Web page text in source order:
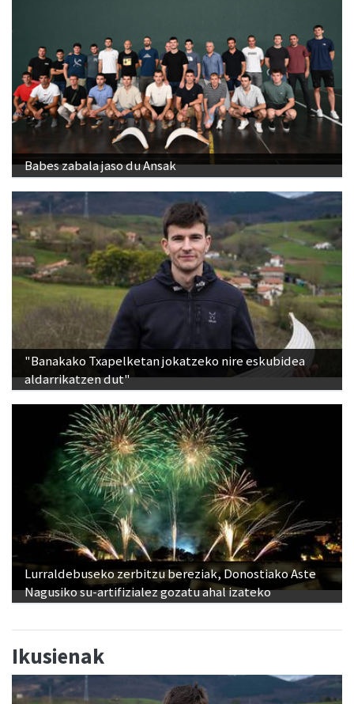
Babes zabala jaso du Ansak
"Banakako Txapelketan jokatzeko nire eskubidea
aldarrikatzen dut"
Lurraldebuseko zerbitzu bereziak, Donostiako Aste
Nagusiko su-artifizialez gozatu ahal izateko
Ikusienak